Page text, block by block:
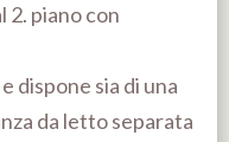
2. piano con
e dispone sia di una
da letto separata